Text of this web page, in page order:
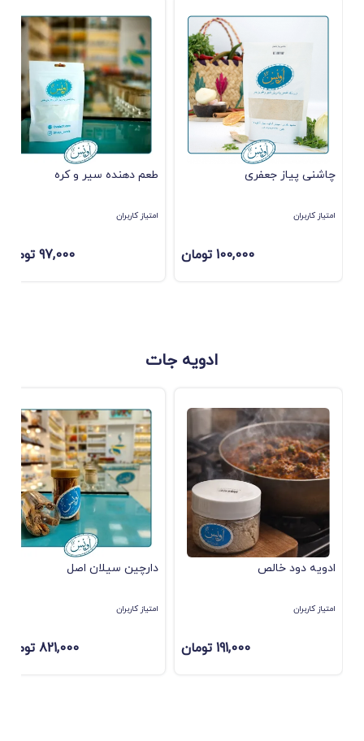
چاشنی پیاز جعفری
امتیاز کاربران
100,000 تومان
طعم دهنده سیر و کره
امتیاز کاربران
97,000 تومان
ادویه جات
ادویه دود خالص
امتیاز کاربران
191,000 تومان
دارچین سیلان اصل
امتیاز کاربران
821,000 تومان